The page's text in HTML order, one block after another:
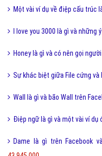
Một vài ví dụ về điệp cấu trúc
I love you 3000 là gì và những
Honey là gì và có nên gọi
Sự khác biệt giữa File cứng và
Wall là gì và bão Wall trên
Điệp ngữ là gì và một vài ví dụ
Dame là gì trên Facebook